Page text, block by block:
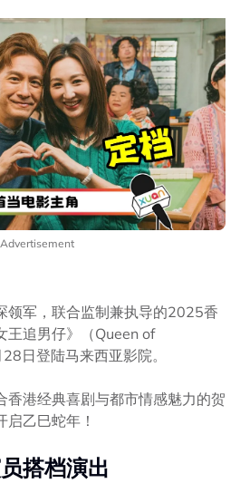
Advertisement
领军，联合监制兼执导的2025香
王追男仔》（Queen of
日登陆马来西亚影院。
香港经典喜剧与都市情感魅力的贺
乙巳蛇年！
搭档演出